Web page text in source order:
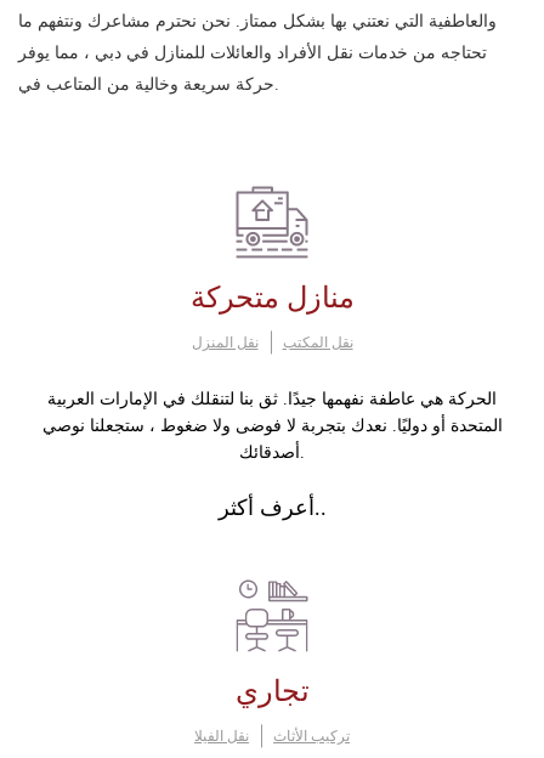
والعاطفية التي نعتني بها بشكل ممتاز. نحن نحترم مشاعرك ونتفهم ما
تحتاجه من خدمات نقل الأفراد والعائلات للمنازل في دبي ، مما يوفر
منازل متحركة
نقل المنزل نقل المكتب
الحركة هي عاطفة نفهمها جيدًا. ثق بنا لتنقلك في الإمارات العربية
المتحدة أو دوليًا. نعدك بتجربة لا فوضى ولا ضغوط ، ستجعلنا نوصي
أعرف أكثر..
تجاري
نقل الفيلا تركيب الأثاث